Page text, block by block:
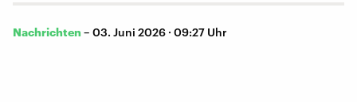
Nachrichten – 03. Juni 2026 · 09:27 Uhr